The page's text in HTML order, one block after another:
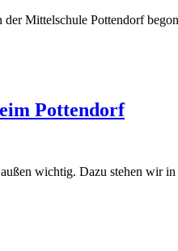
Mittelschule Pottendorf
Pottendorf
wichtig. Dazu stehen wir